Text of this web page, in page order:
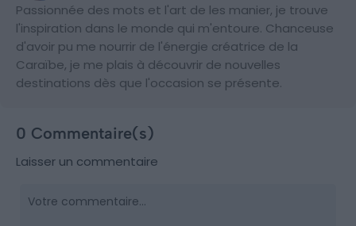
Passionnée des mots et l'art de les manier, je trouve
l'inspiration dans le monde qui m'entoure. Chanceuse
d'avoir pu me nourrir de l'énergie créatrice de la
Caraïbe, je me plais à découvrir de nouvelles
destinations dès que l'occasion se présente.
0 Commentaire(s)
Laisser un commentaire